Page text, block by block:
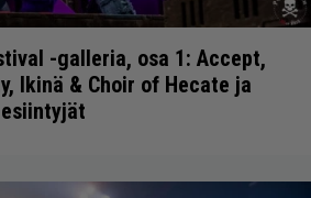
-galleria, osa 1: Accept,
Ikinä & Choir of Hecate ja